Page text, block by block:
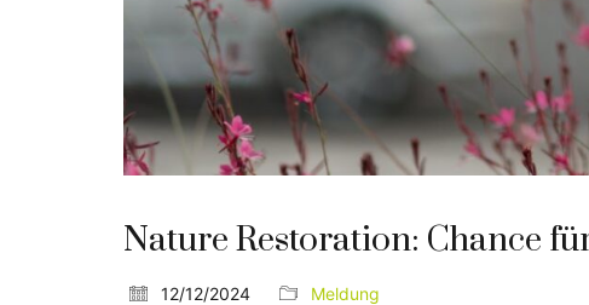
Nature Restoration: Chance
12/12/2024 Meldung